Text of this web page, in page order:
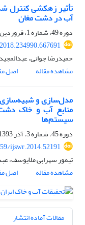
تأثیر زهکشی کنترل
آب در دشت مغان
دوره 49، شماره 1، فروردین و اردیبهشت 1397، صفحه
حمیدرضا جوانی،
مشاهده مقاله
اصل
مدل‌سازی و شبیه‌سازی
منابع آب و خاک دشت
سیستم‌ها
دوره 45، شماره 3، آذر 1393، صفحه
ijswr.2014.52191
تیمور سهرابی ملایوسف،
مشاهده مقاله
اصل
مقالات آماده انتشار